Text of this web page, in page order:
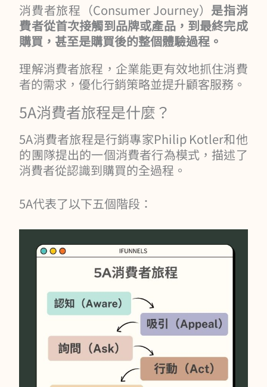
消費者旅程（Consumer Journey） 是指消
費者從首次接觸到品牌或產品，到最終完成
購買，甚至是購買後的整個體驗過程。
理解消費者旅程，企業能更有效地抓住消費
者的需求，優化行銷策略並提升顧客服務。
5A消費者旅程是什麼？
5A消費者旅程是行銷專家Philip Kotler和他
的團隊提出的一個消費者行為模式，描述了
消費者從認識到購買的全過程。
5A代表了以下五個階段：